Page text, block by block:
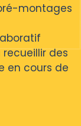
montages
des
en cours de